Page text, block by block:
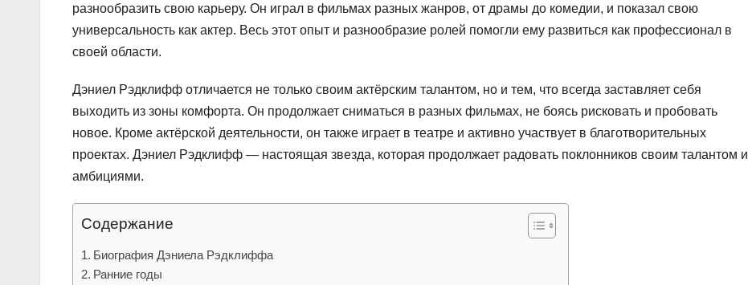
разнообразить свою карьеру. Он играл в фильмах разных жанров, от драмы до комедии, и показал свою
универсальность как актер. Весь этот опыт и разнообразие ролей помогли ему развиться как профессионал в
своей области.
Дэниел Рэдклифф отличается не только своим актёрским талантом, но и тем, что всегда заставляет себя
выходить из зоны комфорта. Он продолжает сниматься в разных фильмах, не боясь рисковать и пробовать
новое. Кроме актёрской деятельности, он также играет в театре и активно участвует в благотворительных
проектах. Дэниел Рэдклифф — настоящая звезда, которая продолжает радовать поклонников своим талантом и
амбициями.
Содержание
Биография Дэниела Рэдклиффа
Ранние годы